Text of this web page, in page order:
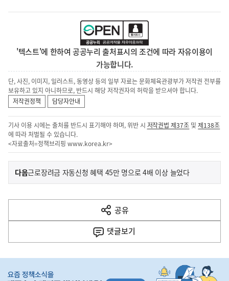
'텍스트'에 한하여 공공누리 출처표시의 조건에 따라 자유이용이
가능합니다.
단, 사진, 이미지, 일러스트, 동영상 등의 일부 자료는 문화체육관광부가 저작권 전부를
보유하고 있지 아니하므로, 반드시 해당 저작권자의 허락을 받으셔야 합니다.
저작권정책
담당자안내
기사 이용 시에는 출처를 반드시 표기해야 하며, 위반 시 저작권법 제37조 및제138조
에 따라 처벌될 수 있습니다.
<자료출처=정책브리핑 www.korea.kr>
이
전
다
음
다음기
근로장려금 자동신청 혜택 45만 명으로 4배 이상 늘었다
공유
열
기
댓글보기